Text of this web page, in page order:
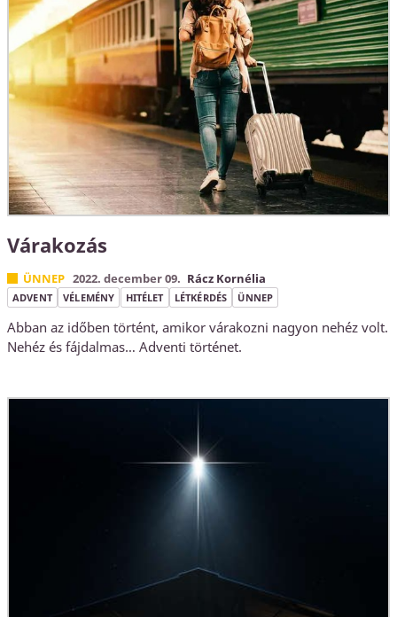
Várakozás
ÜNNEP 2022. december 09. Rácz Kornélia
ADVENT VÉLEMÉNY HITÉLET LÉTKÉRDÉS ÜNNEP
Abban az időben történt, amikor várakozni nagyon nehéz volt.
Nehéz és fájdalmas… Adventi történet.